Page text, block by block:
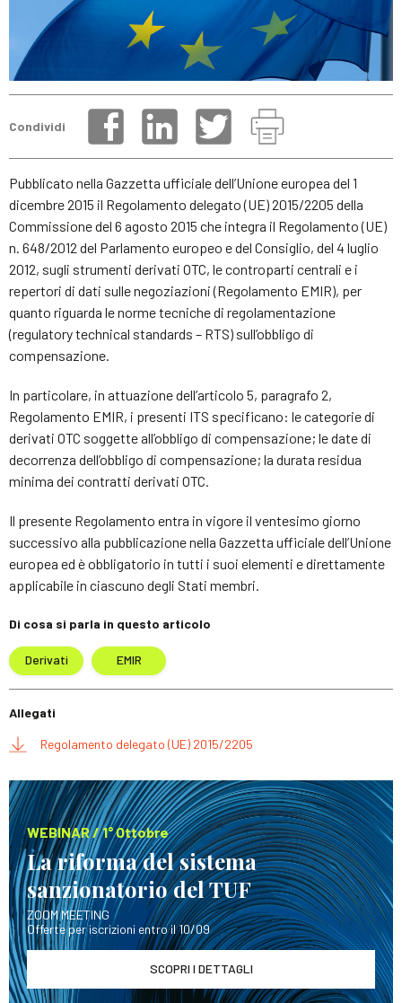
Condividi
Pubblicato nella Gazzetta ufficiale dell’Unione europea del 1
dicembre 2015 il Regolamento delegato (UE) 2015/2205 della
Commissione del 6 agosto 2015 che integra il Regolamento (UE)
n. 648/2012 del Parlamento europeo e del Consiglio, del 4 luglio
2012, sugli strumenti derivati OTC, le controparti centrali e i
repertori di dati sulle negoziazioni (Regolamento EMIR), per
quanto riguarda le norme tecniche di regolamentazione
(regulatory technical standards – RTS) sull’obbligo di
compensazione.
In particolare, in attuazione dell’articolo 5, paragrafo 2,
Regolamento EMIR, i presenti ITS specificano: le categorie di
derivati OTC soggette all’obbligo di compensazione; le date di
decorrenza dell’obbligo di compensazione; la durata residua
minima dei contratti derivati OTC.
Il presente Regolamento entra in vigore il ventesimo giorno
successivo alla pubblicazione nella Gazzetta ufficiale dell’Unione
europea ed è obbligatorio in tutti i suoi elementi e direttamente
applicabile in ciascuno degli Stati membri.
Di cosa si parla in questo articolo
Derivati EMIR
Allegati
Regolamento delegato (UE) 2015/2205
WEBINAR / 1° Ottobre
La riforma del sistema
sanzionatorio del TUF
ZOOM MEETING
Offerte per iscrizioni entro il 10/09
SCOPRI I DETTAGLI